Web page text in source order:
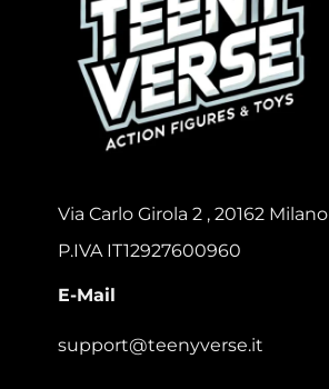
Via Carlo Girola 2 , 20162 Milano
P.IVA IT12927600960
E-Mail
support@teenyverse.it